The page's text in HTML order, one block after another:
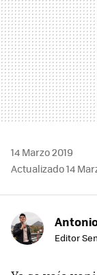
14 Marzo 2019
Actualizado 14
Editor